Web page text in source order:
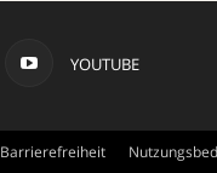
YOUTUBE
Barrierefreiheit